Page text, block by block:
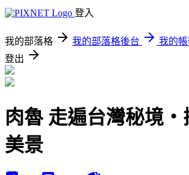
登入
我的部落格 我的部落格後台
我的
登出
肉魯 走遍台灣秘境
美景